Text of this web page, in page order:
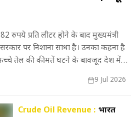
रुपये प्रति लीटर होने के बाद मुख्यमंत्री
पर निशाना साधा है। उनका कहना है
कच्चे तेल की कीमतें घटने के बावजूद देश में
मा...
9 Jul 2026
Crude Oil Revenue : भारत